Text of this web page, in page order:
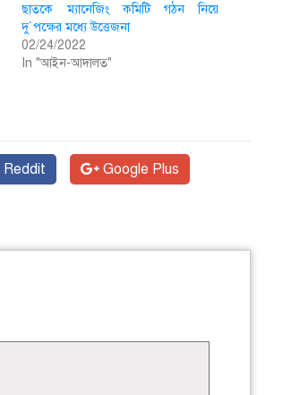
ছাতকে ম‌্যা‌নে‌জিং ক‌মি‌টি গঠন নি‌য়ে
দু`প‌ক্ষের ম‌ধ্যে উ‌ত্তেজনা
02/24/2022
In "আইন-আদালত"
Reddit Google Plus